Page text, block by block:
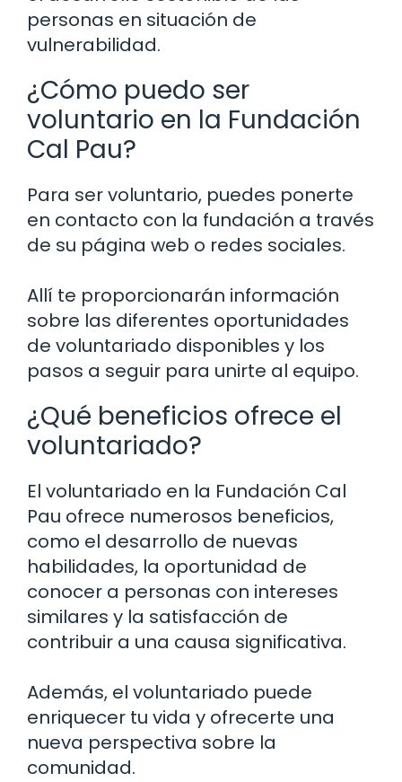
personas en situación de
vulnerabilidad.
¿Cómo puedo ser
voluntario en la Fundación
Cal Pau?
Para ser voluntario, puedes ponerte
en contacto con la fundación a través
de su página web o redes sociales.
Allí te proporcionarán información
sobre las diferentes oportunidades
de voluntariado disponibles y los
pasos a seguir para unirte al equipo.
¿Qué beneficios ofrece el
voluntariado?
El voluntariado en la Fundación Cal
Pau ofrece numerosos beneficios,
como el desarrollo de nuevas
habilidades, la oportunidad de
conocer a personas con intereses
similares y la satisfacción de
contribuir a una causa significativa.
Además, el voluntariado puede
enriquecer tu vida y ofrecerte una
nueva perspectiva sobre la
comunidad.